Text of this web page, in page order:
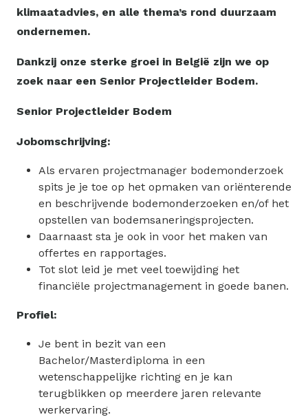
klimaatadvies, en alle thema’s rond duurzaam
ondernemen.
Dankzij onze sterke groei in België zijn we op
zoek naar een Senior Projectleider Bodem.
Senior Projectleider Bodem
Jobomschrijving:
Als ervaren projectmanager bodemonderzoek
spits je je toe op het opmaken van oriënterende
en beschrijvende bodemonderzoeken en/of het
opstellen van bodemsaneringsprojecten.
Daarnaast sta je ook in voor het maken van
offertes en rapportages.
Tot slot leid je met veel toewijding het
financiële projectmanagement in goede banen.
Profiel:
Je bent in bezit van een
Bachelor/Masterdiploma in een
wetenschappelijke richting en je kan
terugblikken op meerdere jaren relevante
werkervaring.